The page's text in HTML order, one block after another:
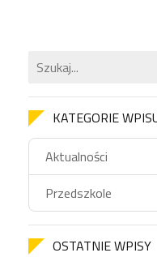
KATEGORIE
Aktualności
Przedszkole
OSTATNIE WPISY